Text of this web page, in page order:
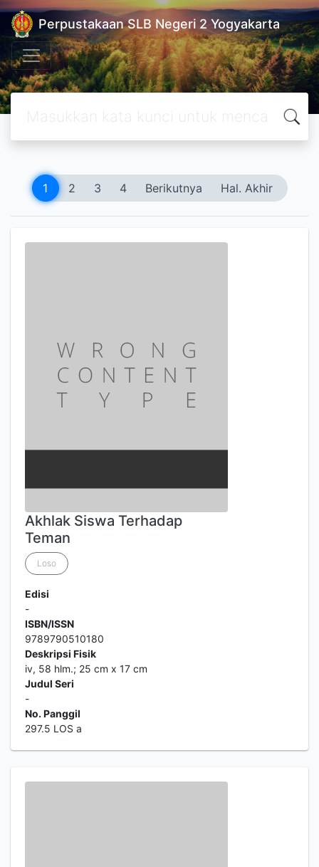
Perpustakaan SLB Negeri 2 Yogyakarta
1 2 3 4 Berikutnya Hal. Akhir
Akhlak Siswa Terhadap
Teman
Loso
Edisi
-
ISBN/ISSN
9789790510180
Deskripsi Fisik
iv, 58 hlm.; 25 cm x 17 cm
Judul Seri
-
No. Panggil
297.5 LOS a